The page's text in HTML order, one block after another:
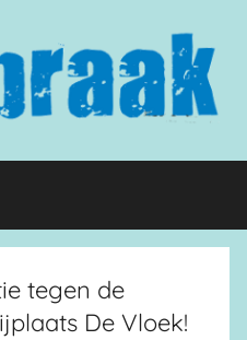
tegen de
De Vloek!